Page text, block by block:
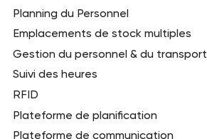
Planning du Personnel
Emplacements de stock multiples
Gestion du personnel & du transport
Suivi des heures
RFID
Plateforme de planification
Plateforme de communication